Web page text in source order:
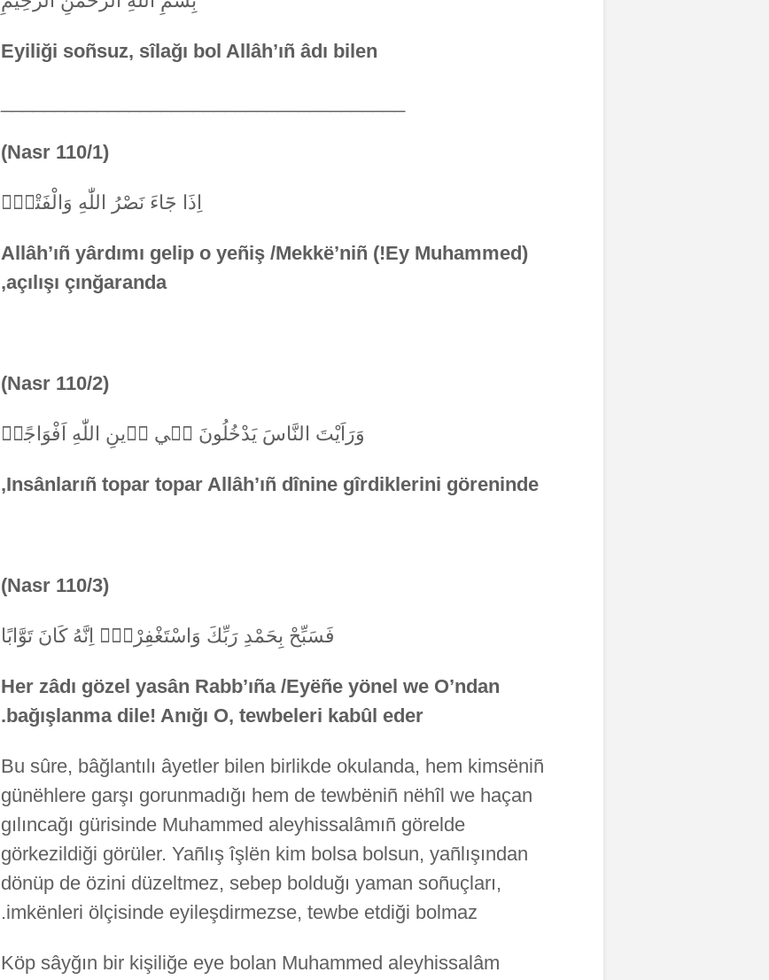
Eyiliği soñsuz, sîlağı bol Allâh’ıñ âdı bilen
(Nasr 110/1)
اِذَا جَٓاءَ نَصْرُ اللّٰهِ وَالْفَتْحُۙ
(Ey Muhammed!) Allâh’ıñ yârdımı gelip o yeñiş /Mekkë’niñ
açılışı çınğaranda,
(Nasr 110/2)
وَرَاَيْتَ النَّاسَ يَدْخُلُونَ ف۪ي د۪ينِ اللّٰهِ اَفْوَاجًاۙ
Insânlarıñ topar topar Allâh’ıñ dînine gîrdiklerini göreninde,
(Nasr 110/3)
فَسَبِّحْ بِحَمْدِ رَبِّكَ وَاسْتَغْفِرْهُۜ اِنَّهُ كَانَ تَوَّابًا
Her zâdı gözel yasân Rabb’ıña /Eyëñe yönel we O’ndan
bağışlanma dile! Anığı O, tewbeleri kabûl eder.
Bu sûre, bâğlantılı âyetler bilen birlikde okulanda, hem kimsëniñ
günëhlere garşı gorunmadığı hem de tewbëniñ nëhîl we haçan
gılıncağı gürisinde Muhammed aleyhissalâmıñ görelde
görkezildiği görüler. Yañlış îşlën kim bolsa bolsun, yañlışından
dönüp de özini düzeltmez, sebep bolduğı yaman soñuçları,
imkënleri ölçisinde eyileşdirmezse, tewbe etdiği bolmaz.
Köp sâyğın bir kişiliğe eye bolan Muhammed aleyhissalâm